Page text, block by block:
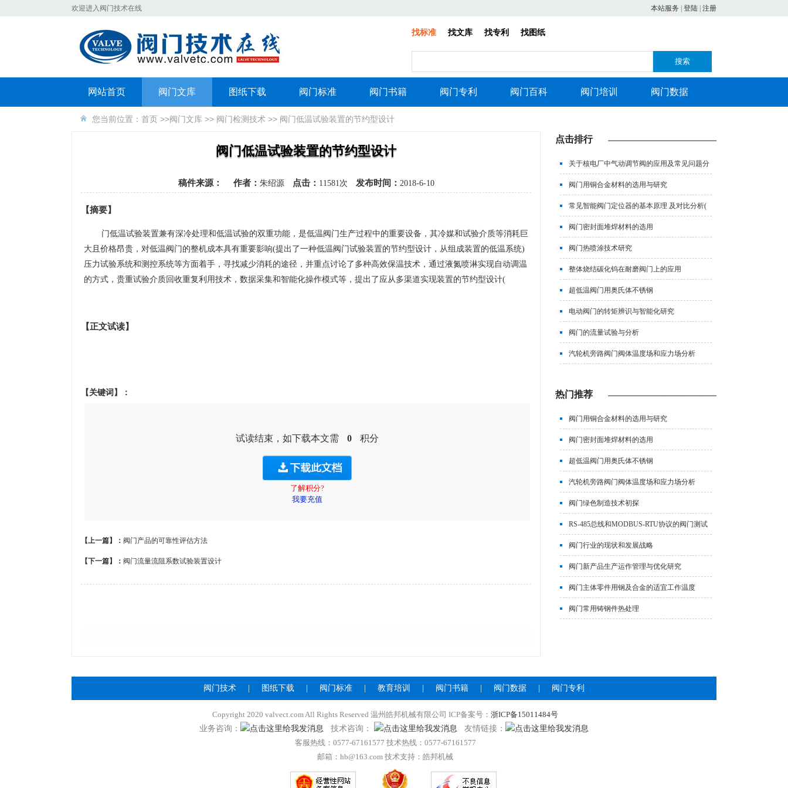
欢迎进入阀门技术在线 本站服务 登陆 注册
找标准 找文库 找专利 找图纸
搜索
网站首页 阀门文库 图纸下载 阀门标准 阀门书籍 阀门专利 阀门百科 阀门培训 阀门数据
您当前位置： 首页 >>阀门文库 >> 阀门检测技术 >> 阀门低温试验装置的节约型设计
阀门低温试验装置的节约型设计
稿件来源： 作者： 朱绍源 点击： 11581次 发布时间： 2018-6-10
【摘要】
门低温试验装置兼有深冷处理和低温试验的双重功能，是低温阀门生产过程中的重要设备，其冷媒和试验介质等消耗巨
大且价格昂贵，对低温阀门的整机成本具有重要影响(提出了一种低温阀门试验装置的节约型设计，从组成装置的低温系统)
压力试验系统和测控系统等方面着手，寻找减少消耗的途径，并重点讨论了多种高效保温技术，通过液氮喷淋实现自动调温
的方式，贵重试验介质回收重复利用技术，数据采集和智能化操作模式等，提出了应从多渠道实现装置的节约型设计(
【正文试读】
【关键词】：
试读结束，如下载本文需 0 积分
了解积分?
我要充值
【上一篇】： 阀门产品的可靠性评估方法
【下一篇】： 阀门流量流阻系数试验装置设计
点击排行
关于核电厂中气动调节阀的应用及常见问题分
析
阀门用铜合金材料的选用与研究
常见智能阀门定位器的基本原理 及对比分析(
上)
阀门密封面堆焊材料的选用
阀门热喷涂技术研究
整体烧结碳化钨在耐磨阀门上的应用
超低温阀门用奥氏体不锈钢
电动阀门的转矩辨识与智能化研究
阀门的流量试验与分析
汽轮机旁路阀门阀体温度场和应力场分析
热门推荐
阀门用铜合金材料的选用与研究
阀门密封面堆焊材料的选用
超低温阀门用奥氏体不锈钢
汽轮机旁路阀门阀体温度场和应力场分析
阀门绿色制造技术初探
RS-485总线和MODBUS-RTU协议的阀门测试
系统
阀门行业的现状和发展战略
阀门新产品生产运作管理与优化研究
阀门主体零件用钢及合金的适宜工作温度
阀门常用铸钢件热处理
阀门技术 图纸下载 阀门标准 教育培训 阀门书籍 阀门数据 阀门专利
Copyright 2020 valvect.com All Rights Reserved 温州皓邦机械有限公司 ICP备案号： 浙ICP备15011484号
业务咨询：
技术咨询：
友情链接：
客服热线：0577-67161577 技术热线：0577-67161577
邮箱：hb@163.com 技术支持：皓邦机械